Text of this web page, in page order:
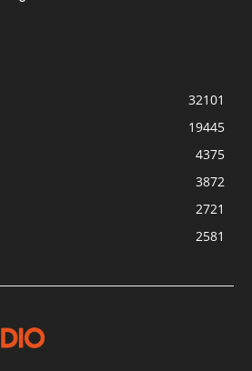
32101
19445
4375
3872
2721
2581